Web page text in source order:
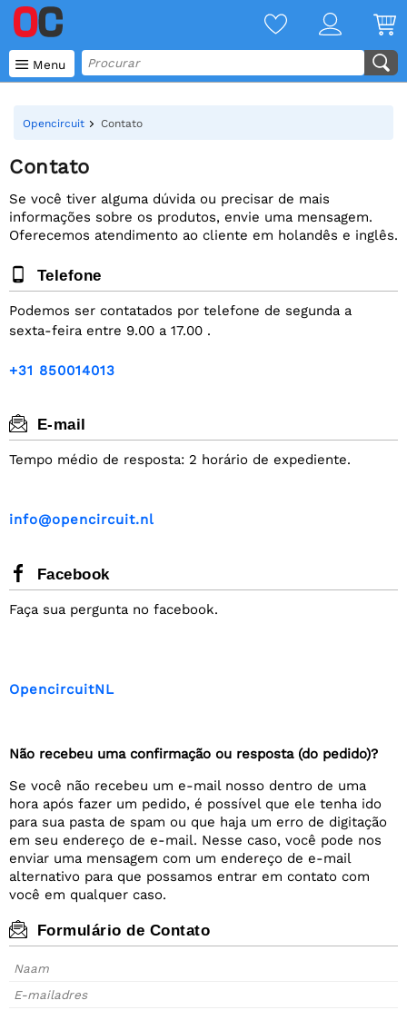
 Menu
Opencircuit Contato
Contato
Se você tiver alguma dúvida ou precisar de mais
informações sobre os produtos, envie uma mensagem.
Oferecemos atendimento ao cliente em holandês e inglês.
Telefone
Podemos ser contatados por telefone de segunda a
sexta-feira entre 9.00 a 17.00 .
+31 850014013
E-mail
Tempo médio de resposta: 2 horário de expediente.
info@opencircuit.nl
Facebook
Faça sua pergunta no facebook.
OpencircuitNL
Não recebeu uma confirmação ou resposta (do pedido)?
Se você não recebeu um e-mail nosso dentro de uma
hora após fazer um pedido, é possível que ele tenha ido
para sua pasta de spam ou que haja um erro de digitação
em seu endereço de e-mail. Nesse caso, você pode nos
enviar uma mensagem com um endereço de e-mail
alternativo para que possamos entrar em contato com
você em qualquer caso.
Formulário de Contato